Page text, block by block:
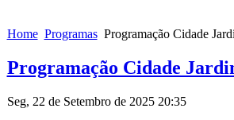
Home Programas Programação Cidade
Programação Cidade
Seg, 22 de Setembro de 2025 20:35